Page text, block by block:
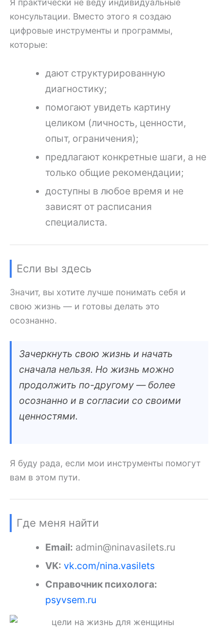
Я практически не веду индивидуальные
консультации. Вместо этого я создаю
цифровые инструменты и программы,
которые:
дают структурированную
диагностику;
помогают увидеть картину
целиком (личность, ценности,
опыт, ограничения);
предлагают конкретные шаги, а не
только общие рекомендации;
доступны в любое время и не
зависят от расписания
специалиста.
Если вы здесь
Значит, вы хотите лучше понимать себя и
свою жизнь — и готовы делать это
осознанно.
Зачеркнуть свою жизнь и начать
сначала нельзя. Но жизнь можно
продолжить по-другому — более
осознанно и в согласии со своими
ценностями.
Я буду рада, если мои инструменты помогут
вам в этом пути.
Где меня найти
Email: admin@ninavasilets.ru
VK: vk.com/nina.vasilets
Справочник психолога:
psyvsem.ru